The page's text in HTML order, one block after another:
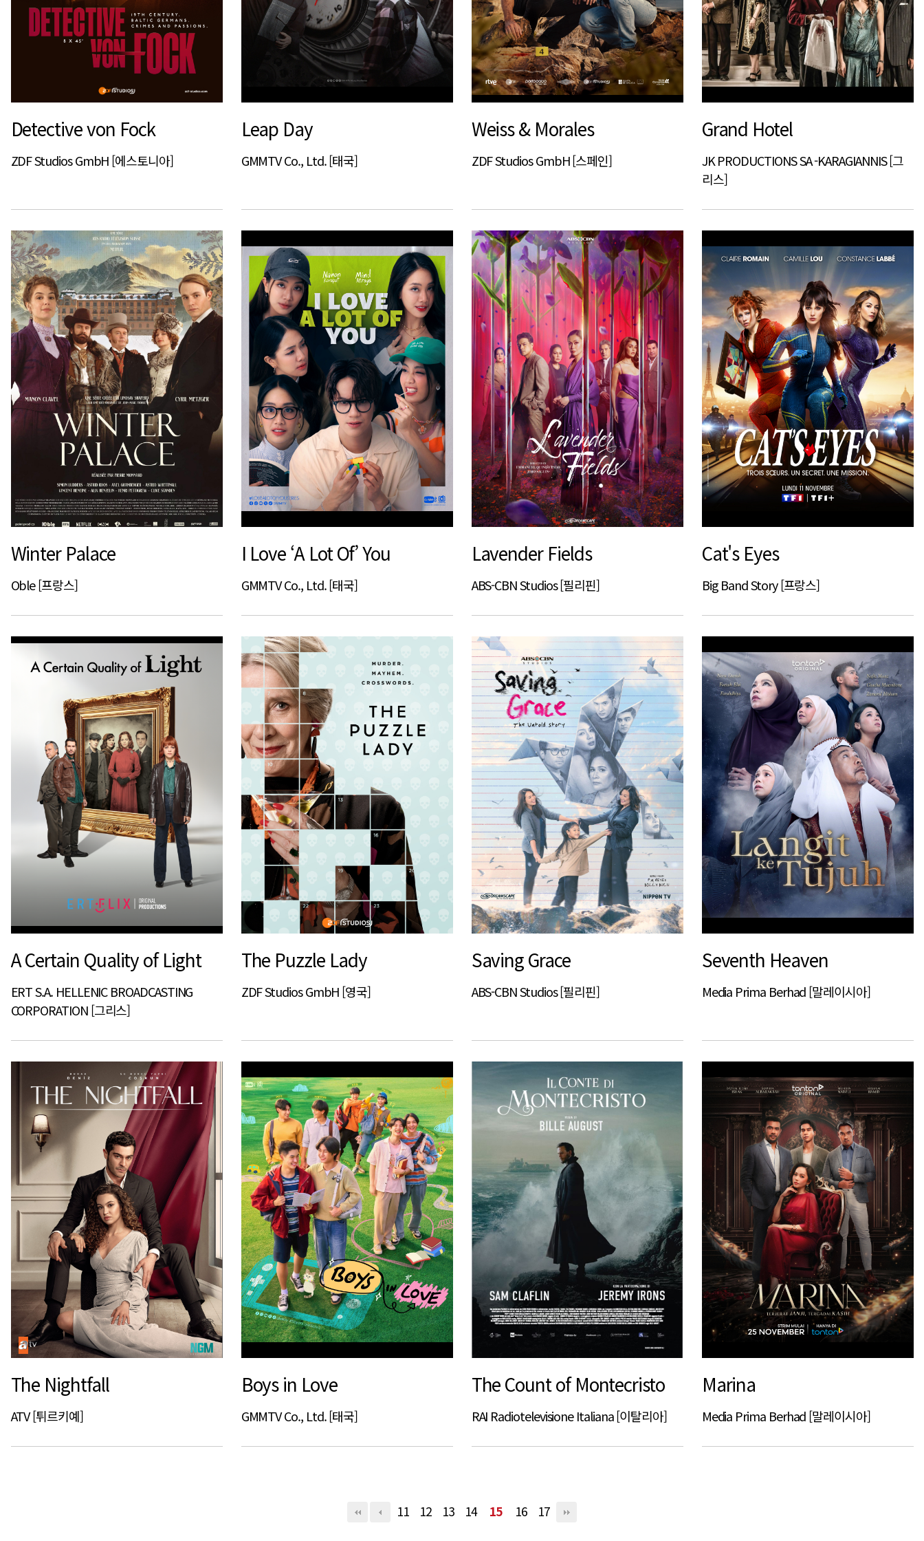
Detective von Fock
ZDF Studios GmbH [에스토니아]
Leap Day
GMMTV Co., Ltd. [태국]
Weiss & Morales
ZDF Studios GmbH [스페인]
Grand Hotel
JK PRODUCTIONS SA -KARAGIANNIS [그
리스]
Winter Palace
Oble [프랑스]
I Love ‘A Lot Of’ You
GMMTV Co., Ltd. [태국]
Lavender Fields
ABS-CBN Studios [필리핀]
Cat's Eyes
Big Band Story [프랑스]
A Certain Quality of Light
ERT S.A. HELLENIC BROADCASTING
CORPORATION [그리스]
The Puzzle Lady
ZDF Studios GmbH [영국]
Saving Grace
ABS-CBN Studios [필리핀]
Seventh Heaven
Media Prima Berhad [말레이시아]
The Nightfall
ATV [튀르키예]
Boys in Love
GMMTV Co., Ltd. [태국]
The Count of Montecristo
RAI Radiotelevisione Italiana [이탈리아]
Marina
Media Prima Berhad [말레이시아]
11 12 13 14 15 16 17